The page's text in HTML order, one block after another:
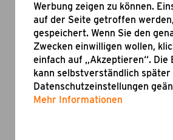
Werbung zeigen zu können.
auf der Seite getroffen
gespeichert. Wenn Sie den
Zwecken einwilligen wollen,
einfach auf „Akzeptieren“. Die
kann selbstverständlich später
Datenschutzeinstellungen
Mehr Informationen